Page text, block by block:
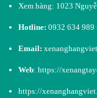
Xem hàng: 1023
Hotline: 0932 634 989
Email:
Web: https://
https://